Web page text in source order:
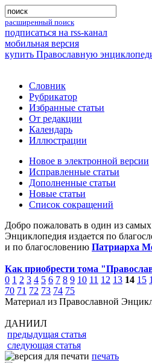
расширенный поиск
подписаться на rss-канал
мобильная версия
купить Православную
Словник
Рубрикатор
Избранные статьи
От редакции
Календарь
Иллюстрации
Новое в электронной версии
Исправленные статьи
Дополненные статьи
Новые статьи
Список сокращений
Добро пожаловать в один из
Энциклопедия издается по
и по благословению Патриарха
Как приобрести тома
0 1 2 3 4 5 6 7 8 9 10 11 12 13 14 15
70 71 72 73 74 75
Материал из Православной
ДАНИИЛ
предыдущая статья
следующая статья
печать